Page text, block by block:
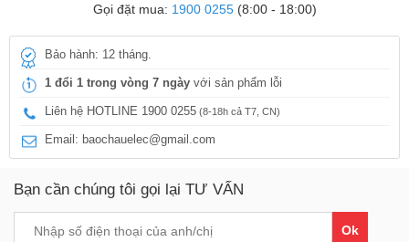
Gọi đặt mua: 1900 0255(8:00 - 18:00)
Bảo hành: 12 tháng.
1 đổi 1 trong vòng 7 ngày với sản phẩm lỗi
Liên hệ HOTLINE 1900 0255 (8-18h cả T7, CN)
Email: baochauelec@gmail.com
Bạn cần chúng tôi gọi lại TƯ VẤN
Ok